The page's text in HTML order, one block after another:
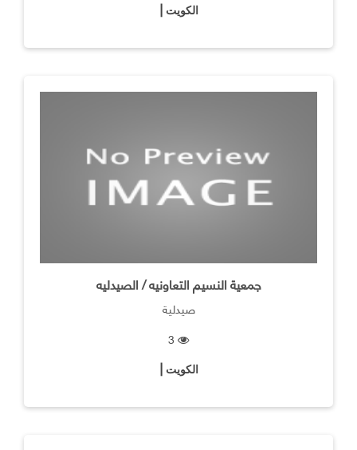
الكويت |
جمعية النسيم التعاونيه / الصيدليه
صيدلية
الكويت |